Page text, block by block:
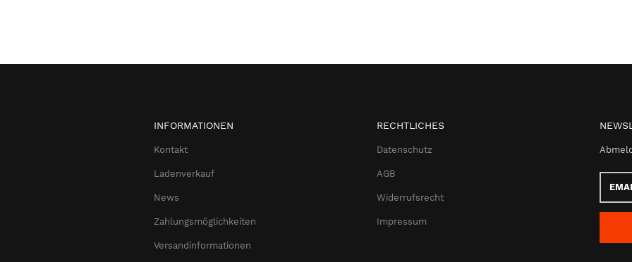
INFORMATIONEN
Kontakt
Ladenverkauf
News
Zahlungsmöglichkeiten
Versandinformationen
RECHTLICHES
Datenschutz
AGB
Widerrufsrecht
Impressum
Email-